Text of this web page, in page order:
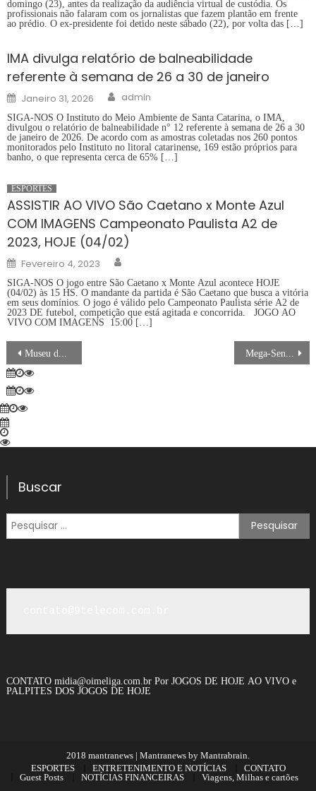
domingo (23), antes da realização da audiência virtual de custódia. Os
profissionais não falaram com os jornalistas que fazem plantão em frente
ao prédio. O ex-presidente foi detido neste sábado (22), por volta das […]
IMA divulga relatório de balneabilidade
referente à semana de 26 a 30 de janeiro
Posted
on
Janeiro 31, 2026 Author
admin
SIGA-NOS O Instituto do Meio Ambiente de Santa Catarina, o IMA,
divulgou o relatório de balneabilidade n° 12 referente à semana de 26 a 30
de janeiro de 2026. De acordo com as amostras coletadas nos 260 pontos
monitorados pelo Instituto no litoral catarinense, 169 estão próprios para
banho, o que representa cerca de 65% […]
ESPORTES
ASSISTIR AO VIVO São Caetano x Monte Azul
COM IMAGENS Campeonato Paulista A2 de
2023, HOJE (04/02)
Posted
on
Fevereiro 4, 2023
SIGA-NOS O jogo entre São Caetano x Monte Azul acontece HOJE
(04/02) às 15 HS. O mandante da partida é São Caetano que busca a vitória
em seus domínios. O jogo é válido pelo Campeonato Paulista série A2 de
2023 DE futebol, competição que está agitada e concorrida. JOGO AO
VIVO COM IMAGENS 15:00 […]
Navegação
de
artigos
Buscar
Pesquisar
por:
CONTATO midia@oimeliga.com.brPor JOGOS DE HOJE AO VIVO e
PALPITES DOS JOGOS DE HOJE
2018 mantranews | Mantranews by Mantrabrain
ESPORTES
ENTRETENIMENTO E NOTÍCIAS
CONTATO
Guest Posts
NOTÍCIAS FINANCEIRAS Viagens, Milhas e cartões